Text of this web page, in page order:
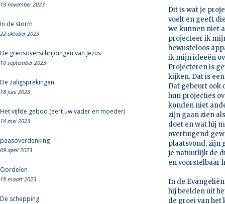
19 november 2023
In de storm
22 oktober 2023
De grensoverschrijdingen van Jezus
10 september 2023
De zaligsprekingen
18 juni 2023
Het vijfde gebod (eert uw vader en moeder)
14 mei 2023
paasoverdenking
09 april 2023
Oordelen
19 maart 2023
De schepping
Dit is wat je
voelt en geeft
we kunnen niet
projecteer ik
bewusteloos
ik mijn ideeën
Projecteren is
kijken. Dat is
Dat gebeurt ook
hun projecties
konden niet
zijn gaan zien
doet en wat hij
overtuigend
plaatsvond, zijn
je natuurlijk de
en voorstelbaar
In de
hij beelden uit
de groei van